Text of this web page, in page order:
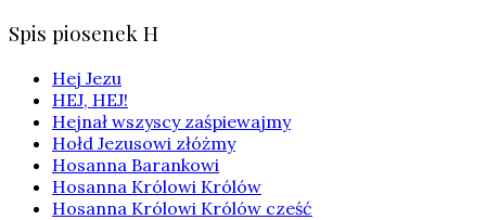
Spis piosenek H
Hej Jezu
HEJ, HEJ!
Hejnał wszyscy zaśpiewajmy
Hołd Jezusowi złóżmy
Hosanna Barankowi
Hosanna Królowi Królów
Hosanna Królowi Królów cześć